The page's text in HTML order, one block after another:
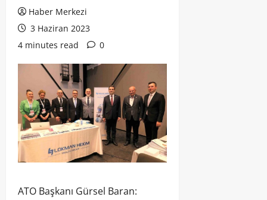
Haber Merkezi
3 Haziran 2023
4 minutes read
0
ATO Başkanı Gürsel Baran: